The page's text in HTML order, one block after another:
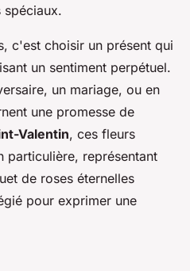
spéciaux.
c'est choisir un présent qui
un sentiment perpétuel.
un mariage, ou en
une promesse de
Valentin, ces fleurs
particulière, représentant
de roses éternelles
pour exprimer une